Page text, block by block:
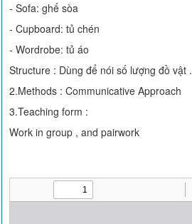
- Sofa: ghế sòa
- Cupboard: tủ chén
- Wordrobe: tủ áo
Structure : Dùng để nói số lượng đồ vật .
2.Methods : Communicative Approach
3.Teaching form :
Work in group , and pairwork